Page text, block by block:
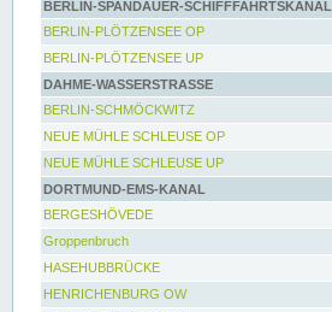
BERLIN-SPANDAUER-SCHIFFFAHRTSKANAL
BERLIN-PLÖTZENSEE OP
BERLIN-PLÖTZENSEE UP
DAHME-WASSERSTRASSE
BERLIN-SCHMÖCKWITZ
NEUE MÜHLE SCHLEUSE OP
NEUE MÜHLE SCHLEUSE UP
DORTMUND-EMS-KANAL
BERGESHÖVEDE
Groppenbruch
HASEHUBBRÜCKE
HENRICHENBURG OW